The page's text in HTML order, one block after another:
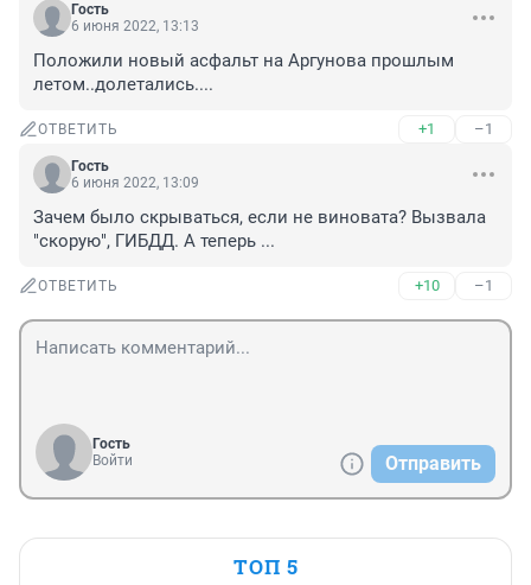
Гость
6 июня 2022, 13:13
Положили новый асфальт на Аргунова прошлым
летом..долетались....
ОТВЕТИТЬ +1 –1
Гость
6 июня 2022, 13:09
Зачем было скрываться, если не виновата? Вызвала
"скорую", ГИБДД. А теперь ...
ОТВЕТИТЬ +10 –1
Гость
Войти
Отправить
ТОП 5